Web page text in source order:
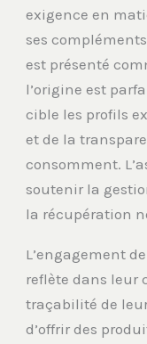
exigence en
ses
est présenté
l’origine est
cible les profils
et de la
consomment.
soutenir la
la récupération
L’engagement
reflète dans leur
traçabilité de
d’offrir des